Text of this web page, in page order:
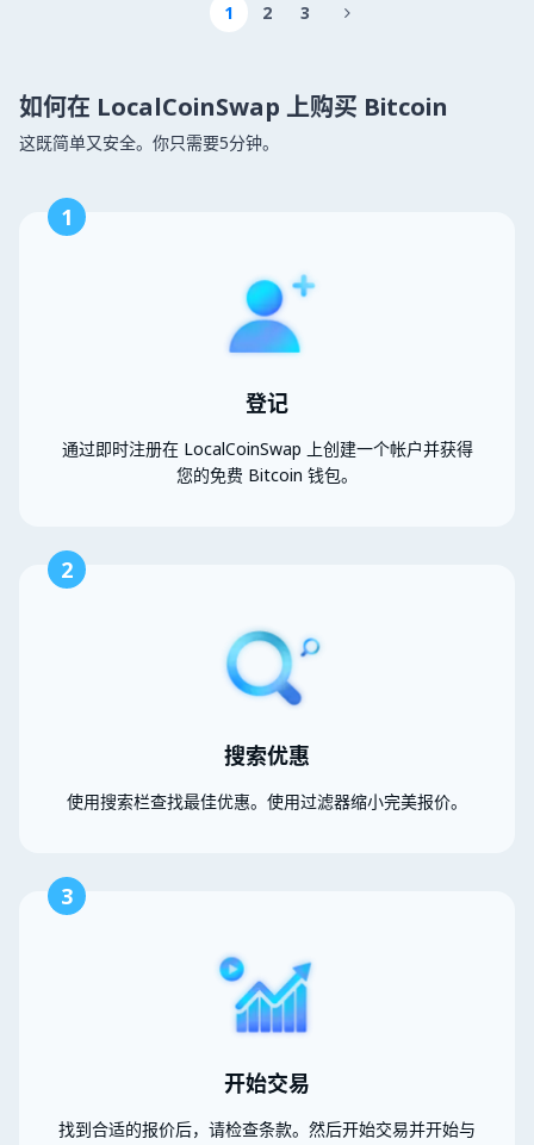
1 2 3 
如何在 LocalCoinSwap 上购买 Bitcoin
这既简单又安全。你只需要5分钟。
1
登记
通过即时注册在 LocalCoinSwap 上创建一个帐户并获得
您的免费 Bitcoin 钱包。
2
搜索优惠
使用搜索栏查找最佳优惠。使用过滤器缩小完美报价。
3
开始交易
找到合适的报价后，请检查条款。然后开始交易并开始与